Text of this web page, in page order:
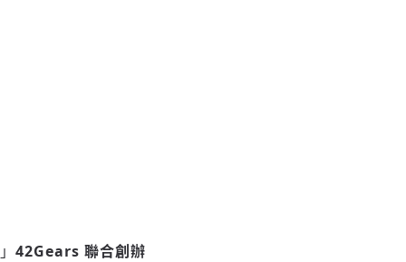
42Gears 聯合創辦